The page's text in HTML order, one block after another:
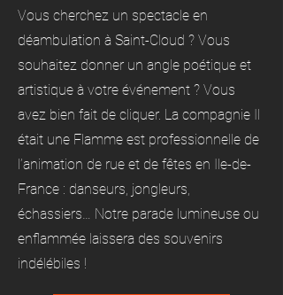
Vous cherchez un spectacle en
déambulation à Saint-Cloud ? Vous
souhaitez donner un angle poétique et
artistique à votre événement ? Vous
avez bien fait de cliquer. La compagnie Il
était une Flamme est professionnelle de
l’animation de rue et de fêtes en Ile-de-
France : danseurs, jongleurs,
échassiers… Notre parade lumineuse ou
enflammée laissera des souvenirs
indélébiles !